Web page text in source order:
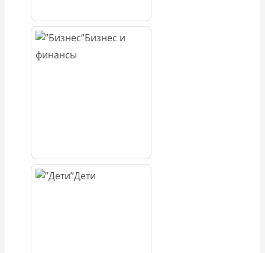
Бизнес и
финансы
Дети